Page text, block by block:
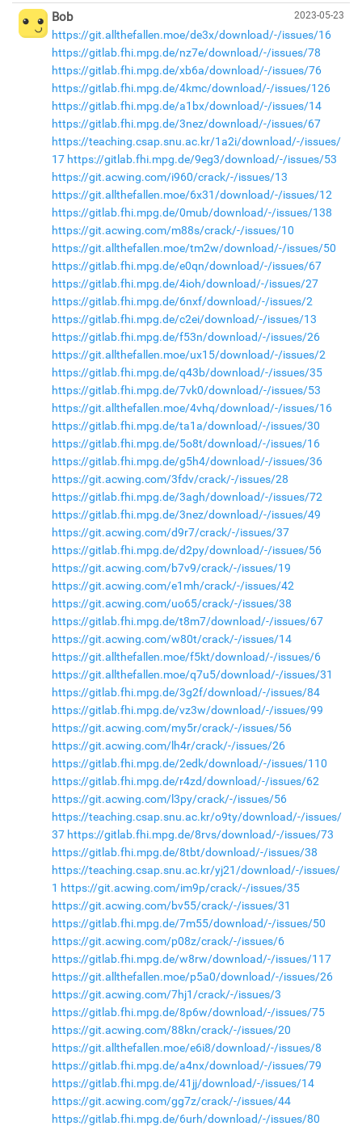
2023-05-23
Bob
https://git.allthefallen.moe/de3x/download/-/issues/16
https://gitlab.fhi.mpg.de/nz7e/download/-/issues/78
https://gitlab.fhi.mpg.de/xb6a/download/-/issues/76
https://gitlab.fhi.mpg.de/4kmc/download/-/issues/126
https://gitlab.fhi.mpg.de/a1bx/download/-/issues/14
https://gitlab.fhi.mpg.de/3nez/download/-/issues/67
https://teaching.csap.snu.ac.kr/1a2i/download/-/issues/
17 https://gitlab.fhi.mpg.de/9eg3/download/-/issues/53
https://git.acwing.com/i960/crack/-/issues/13
https://git.allthefallen.moe/6x31/download/-/issues/12
https://gitlab.fhi.mpg.de/0mub/download/-/issues/138
https://git.acwing.com/m88s/crack/-/issues/10
https://git.allthefallen.moe/tm2w/download/-/issues/50
https://gitlab.fhi.mpg.de/e0qn/download/-/issues/67
https://gitlab.fhi.mpg.de/4ioh/download/-/issues/27
https://gitlab.fhi.mpg.de/6nxf/download/-/issues/2
https://gitlab.fhi.mpg.de/c2ei/download/-/issues/13
https://gitlab.fhi.mpg.de/f53n/download/-/issues/26
https://git.allthefallen.moe/ux15/download/-/issues/2
https://gitlab.fhi.mpg.de/q43b/download/-/issues/35
https://gitlab.fhi.mpg.de/7vk0/download/-/issues/53
https://git.allthefallen.moe/4vhq/download/-/issues/16
https://gitlab.fhi.mpg.de/ta1a/download/-/issues/30
https://gitlab.fhi.mpg.de/5o8t/download/-/issues/16
https://gitlab.fhi.mpg.de/g5h4/download/-/issues/36
https://git.acwing.com/3fdv/crack/-/issues/28
https://gitlab.fhi.mpg.de/3agh/download/-/issues/72
https://gitlab.fhi.mpg.de/3nez/download/-/issues/49
https://git.acwing.com/d9r7/crack/-/issues/37
https://gitlab.fhi.mpg.de/d2py/download/-/issues/56
https://git.acwing.com/b7v9/crack/-/issues/19
https://git.acwing.com/e1mh/crack/-/issues/42
https://git.acwing.com/uo65/crack/-/issues/38
https://gitlab.fhi.mpg.de/t8m7/download/-/issues/67
https://git.acwing.com/w80t/crack/-/issues/14
https://git.allthefallen.moe/f5kt/download/-/issues/6
https://git.allthefallen.moe/q7u5/download/-/issues/31
https://gitlab.fhi.mpg.de/3g2f/download/-/issues/84
https://gitlab.fhi.mpg.de/vz3w/download/-/issues/99
https://git.acwing.com/my5r/crack/-/issues/56
https://git.acwing.com/lh4r/crack/-/issues/26
https://gitlab.fhi.mpg.de/2edk/download/-/issues/110
https://gitlab.fhi.mpg.de/r4zd/download/-/issues/62
https://git.acwing.com/l3py/crack/-/issues/56
https://teaching.csap.snu.ac.kr/o9ty/download/-/issues/
37 https://gitlab.fhi.mpg.de/8rvs/download/-/issues/73
https://gitlab.fhi.mpg.de/8tbt/download/-/issues/38
https://teaching.csap.snu.ac.kr/yj21/download/-/issues/
1 https://git.acwing.com/im9p/crack/-/issues/35
https://git.acwing.com/bv55/crack/-/issues/31
https://gitlab.fhi.mpg.de/7m55/download/-/issues/50
https://git.acwing.com/p08z/crack/-/issues/6
https://gitlab.fhi.mpg.de/w8rw/download/-/issues/117
https://git.allthefallen.moe/p5a0/download/-/issues/26
https://git.acwing.com/7hj1/crack/-/issues/3
https://gitlab.fhi.mpg.de/8p6w/download/-/issues/75
https://git.acwing.com/88kn/crack/-/issues/20
https://git.allthefallen.moe/e6i8/download/-/issues/8
https://gitlab.fhi.mpg.de/a4nx/download/-/issues/79
https://gitlab.fhi.mpg.de/41jj/download/-/issues/14
https://git.acwing.com/gg7z/crack/-/issues/44
https://gitlab.fhi.mpg.de/6urh/download/-/issues/80